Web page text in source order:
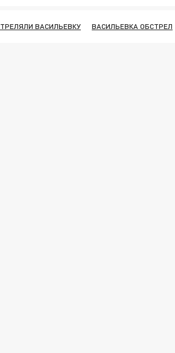
ВАСИЛЬЕВКУ ВАСИЛЬЕВКА ОБСТРЕЛ